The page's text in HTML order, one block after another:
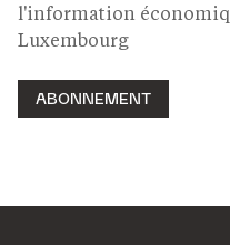
l'information
Luxembourg
ABONNEMENT